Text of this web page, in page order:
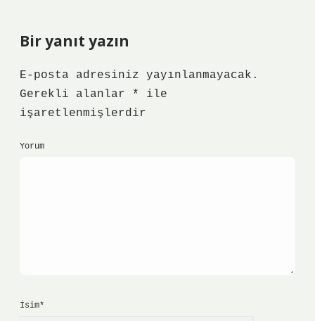
Bir yanıt yazın
E-posta adresiniz yayınlanmayacak.
Gerekli alanlar
*
ile
işaretlenmişlerdir
Yorum
İsim*